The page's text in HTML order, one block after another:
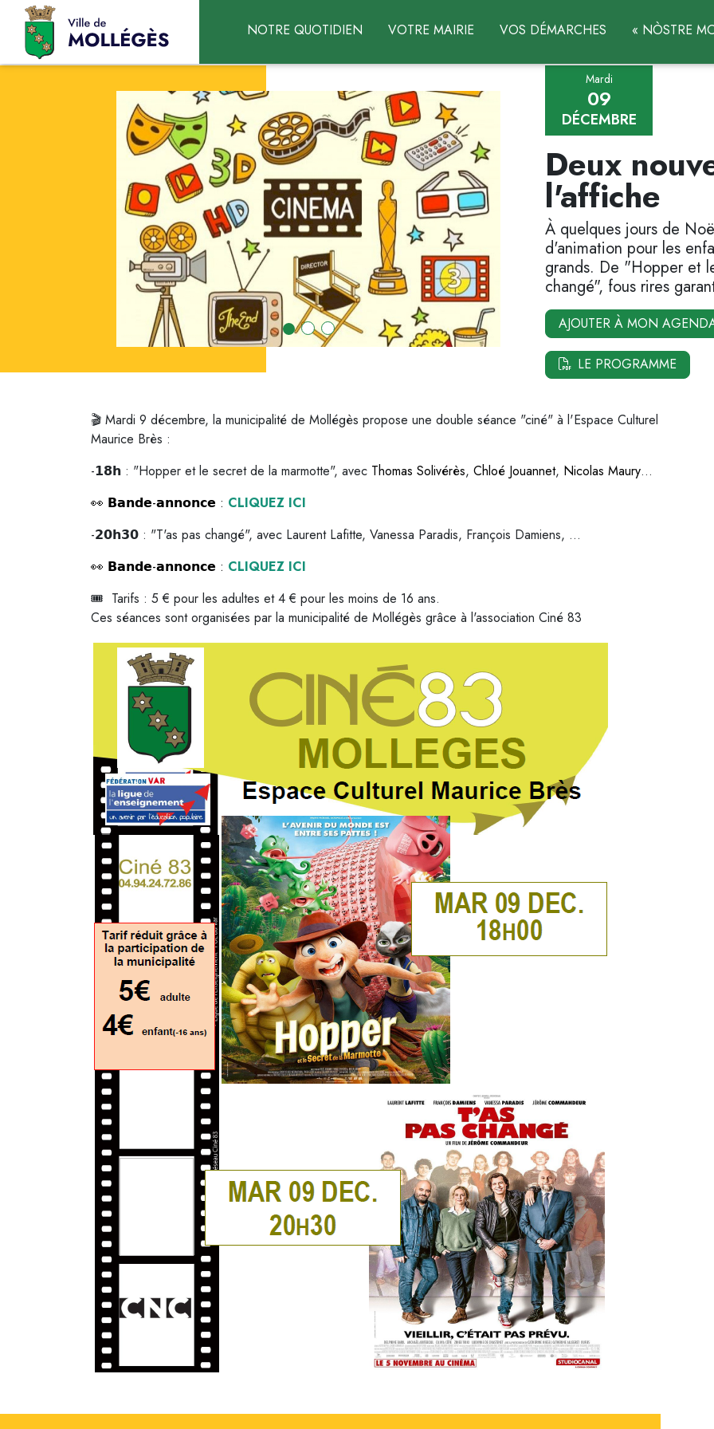
Accéder au contenu
NOTRE QUOTIDIEN
VOTRE MAIRIE VOS DÉMARCHES « NÒSTRE
Mardi
09
DÉCEMBRE
Deux
l'affiche
À quelques jours de
d'animation pour les
grands. De "Hopper et
changé", fous rires
AJOUTER À MON
LE PROGRAMME
🎬 Mardi 9 décembre, la municipalité de Mollégès propose une double séance "ciné" à l'Espace Culturel
Maurice Brès :
-𝟭𝟴𝗵 : "Hopper et le secret de la marmotte", avec Thomas Solivérès, Chloé Jouannet, Nicolas Maury…
👀 𝗕𝗮𝗻𝗱𝗲-𝗮𝗻𝗻𝗼𝗻𝗰𝗲 : CLIQUEZ ICI
-𝟮𝟬𝗵𝟯𝟬 : "T'as pas changé", avec Laurent Lafitte, Vanessa Paradis, François Damiens, …
👀 𝗕𝗮𝗻𝗱𝗲-𝗮𝗻𝗻𝗼𝗻𝗰𝗲 : CLIQUEZ ICI
🎟
Tarifs : 5 € pour les adultes et 4 € pour les moins de 16 ans.
Ces séances sont organisées par la municipalité de Mollégès grâce à l'association Ciné 83